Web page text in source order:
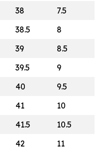
38
7.5
38.5
8
39
8.5
39.5
9
40
9.5
41
10
41.5
10.5
42
11